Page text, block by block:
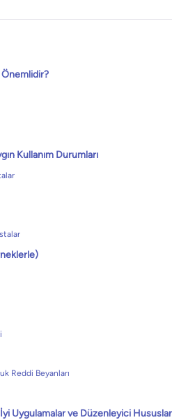
Kullanım Durumları
Reddi Beyanları
Uygulamalar ve Düzenleyici Hususlar